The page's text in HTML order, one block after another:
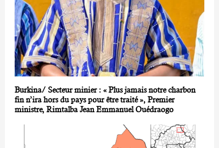
Burkina/ Secteur minier : « Plus jamais notre charbon
fin n’ira hors du pays pour être traité », Premier
ministre, Rimtalba Jean Emmanuel Ouédraogo